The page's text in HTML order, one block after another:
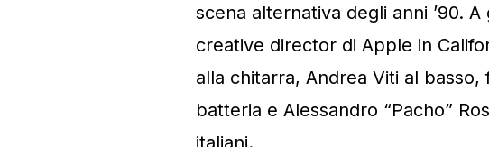
scena alternativa degli anni ’90.
creative director di Apple in
alla chitarra, Andrea Viti al
batteria e Alessandro “Pacho”
italiani.